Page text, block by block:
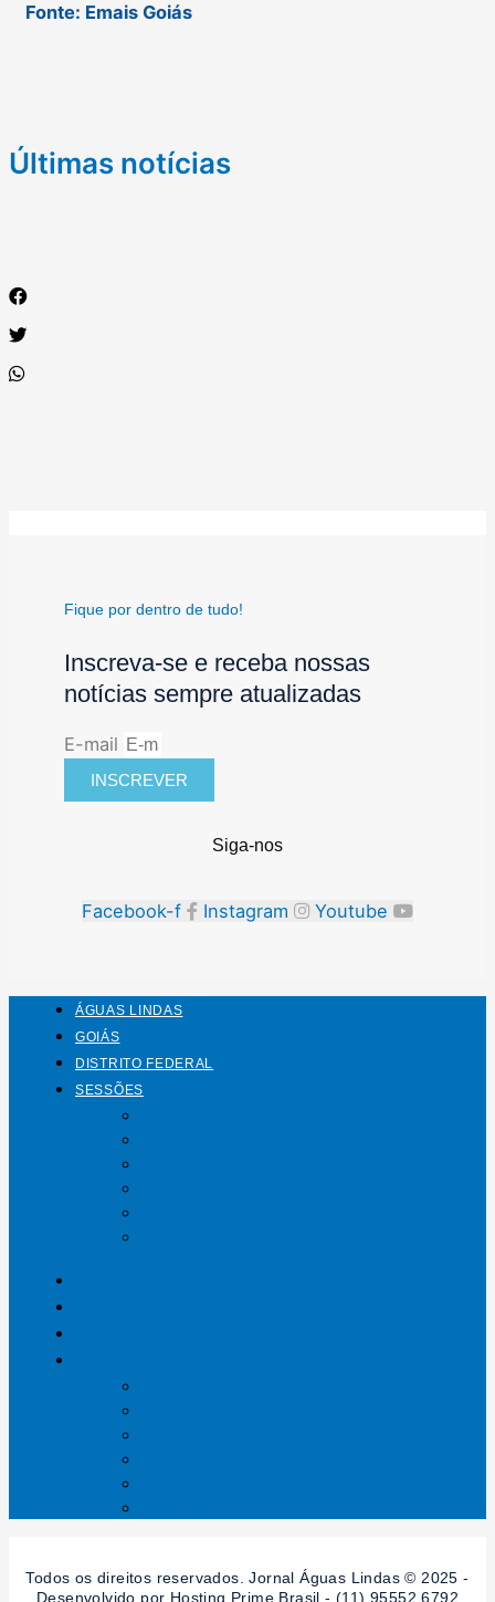
Fonte: Emais Goiás
Últimas notícias
Fique por dentro de tudo!
Inscreva-se e receba nossas
notícias sempre atualizadas
E-mail
INSCREVER
Siga-nos
Facebook-f Instagram Youtube
ÁGUAS LINDAS
GOIÁS
DISTRITO FEDERAL
SESSÕES
Todos os direitos reservados. Jornal Águas Lindas © 2025 -
Desenvolvido por Hosting Prime Brasil - (11) 95552.6792